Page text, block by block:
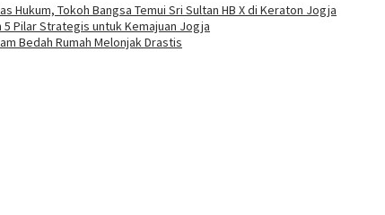
Hukum, Tokoh Bangsa Temui Sri Sultan HB X di Keraton Jogja
Pilar Strategis untuk Kemajuan Jogja
Bedah Rumah Melonjak Drastis